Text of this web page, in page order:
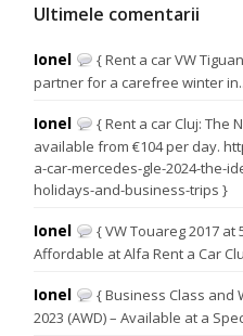
Ultimele comentarii
Ionel
{ Rent a car VW
partner for a carefree winter
Ionel
{ Rent a car Cluj: The
available from €104 per day.
a-car-mercedes-gle-2024-the-
holidays-and-business-trips }
Ionel
{ VW Touareg 2017 at
Affordable at Alfa Rent a Car
Ionel
{ Business Class and
2023 (AWD) – Available at a